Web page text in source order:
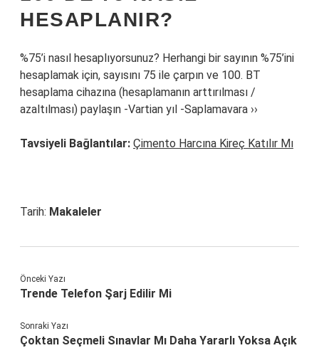
HESAPLANIR?
%75’i nasıl hesaplıyorsunuz? Herhangi bir sayının %75’ini
hesaplamak için, sayısını 75 ile çarpın ve 100. BT
hesaplama cihazına (hesaplamanın arttırılması /
azaltılması) paylaşın -Vartian yıl -Saplamavara ››
Tavsiyeli Bağlantılar: Çimento Harcına Kireç Katılır Mı
Tarih: Makaleler
Önceki Yazı
Trende Telefon Şarj Edilir Mi
Sonraki Yazı
Çoktan Seçmeli Sınavlar Mı Daha Yararlı Yoksa Açık